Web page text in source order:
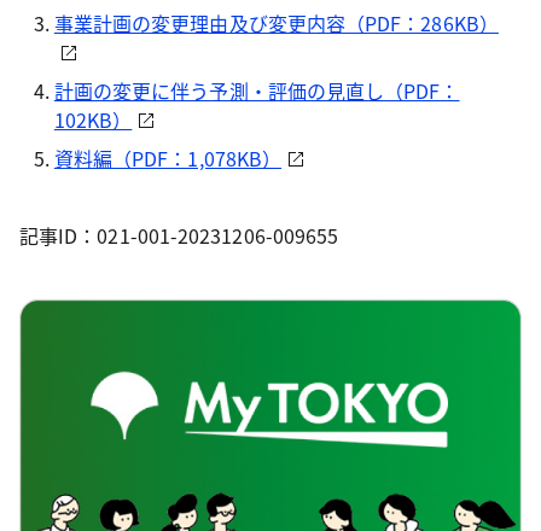
事業計画の変更理由及び変更内容（PDF：286KB）
計画の変更に伴う予測・評価の見直し（PDF：
102KB）
資料編（PDF：1,078KB）
記事ID：021-001-20231206-009655